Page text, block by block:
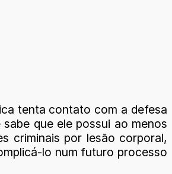
tenta contato com a defesa
sabe que ele possui ao menos
criminais por lesão corporal,
lo num futuro processo